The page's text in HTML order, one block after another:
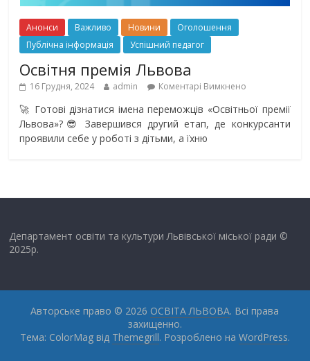
Анонси Важливо Новини
Оголошення
Публічна інформація
Успішний педагог
Освітня премія Львова
16 Грудня, 2024 admin Коментарі Вимкнено
🚀 Готові дізнатися імена переможців «Освітньої премії
Львова»?😎 Завершився другий етап, де конкурсанти
проявили себе у роботі з дітьми, а їхню
Департамент освіти та культури Львівської міської ради ©
2025р.
Авторське право © 2026 ОСВІТА ЛЬВОВА. Всі права
захищенно.
Тема: ColorMag від Themegrill. Розроблено на WordPress.